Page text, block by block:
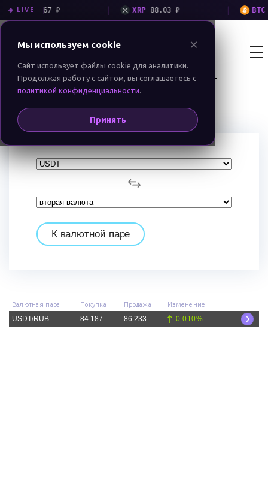
◈ LIVE
3 867 ₽ XRP 88.03 ₽ BTC 5
BIT MONEY Екатеринбург
RU
Обменник криптовалют BitMoney Валюты USDT
Конвертация USDT
К валютной паре
Валютная пара Покупка Продажа Изменение
USDT/RUB 84.187 86.233 0.010%
Мы используем cookie ×
Сайт использует файлы cookie для аналитики.
Продолжая работу с сайтом, вы соглашаетесь с
политикой конфиденциальности.
Принять